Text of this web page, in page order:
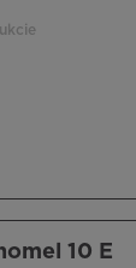
10 E